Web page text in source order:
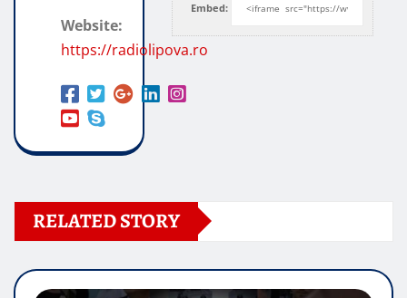
Embed:
Website:
https://radiolipova.ro
RELATED STORY